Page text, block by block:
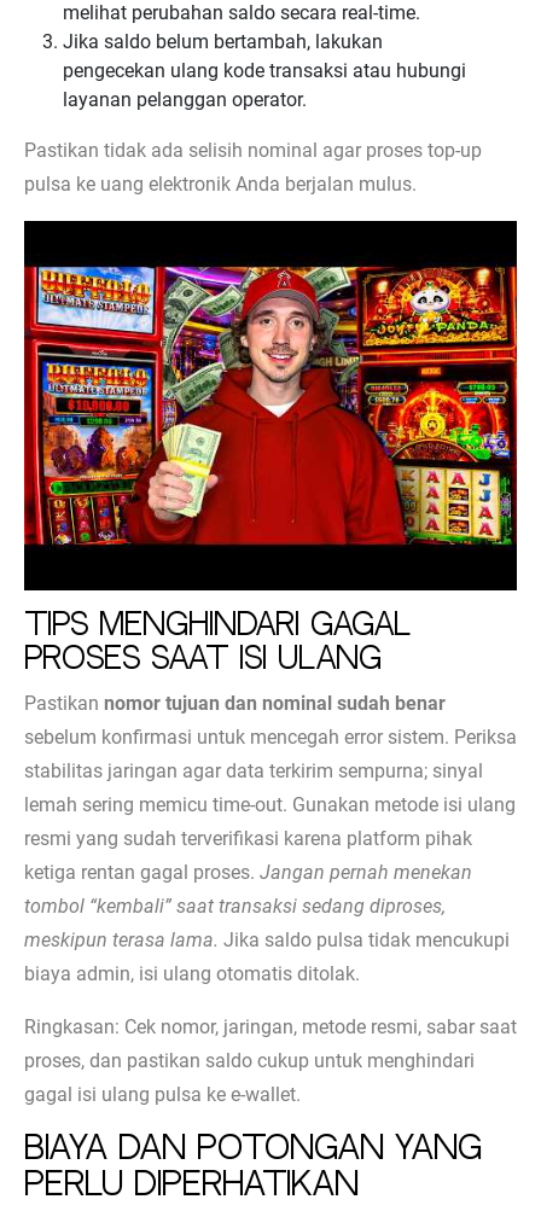
melihat perubahan saldo secara real-time.
Jika saldo belum bertambah, lakukan
pengecekan ulang kode transaksi atau hubungi
layanan pelanggan operator.
Pastikan tidak ada selisih nominal agar proses top-up
pulsa ke uang elektronik Anda berjalan mulus.
Tips Menghindari Gagal
Proses Saat Isi Ulang
Pastikan nomor tujuan dan nominal sudah benar
sebelum konfirmasi untuk mencegah error sistem. Periksa
stabilitas jaringan agar data terkirim sempurna; sinyal
lemah sering memicu time-out. Gunakan metode isi ulang
resmi yang sudah terverifikasi karena platform pihak
ketiga rentan gagal proses. Jangan pernah menekan
tombol “kembali” saat transaksi sedang diproses,
meskipun terasa lama. Jika saldo pulsa tidak mencukupi
biaya admin, isi ulang otomatis ditolak.
Ringkasan: Cek nomor, jaringan, metode resmi, sabar saat
proses, dan pastikan saldo cukup untuk menghindari
gagal isi ulang pulsa ke e-wallet.
Biaya dan Potongan yang
Perlu Diperhatikan